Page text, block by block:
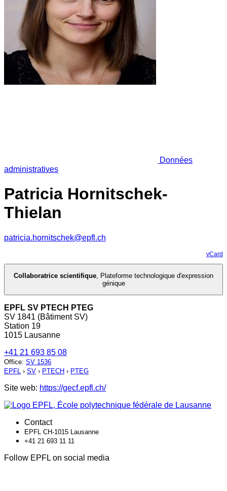
Données
administratives
Patricia Hornitschek-
Thielan
patricia.hornitschek@epfl.ch
vCard
Collaboratrice scientifique, Plateforme technologique d'expression
génique
EPFL SV PTECH PTEG
SV 1841 (Bâtiment SV)
Station 19
1015 Lausanne
+41 21 693 85 08
Office: SV 1536
EPFL › SV › PTECH › PTEG
Site web: https://gecf.epfl.ch/
Contact
EPFL CH-1015 Lausanne
+41 21 693 11 11
Follow EPFL on social media